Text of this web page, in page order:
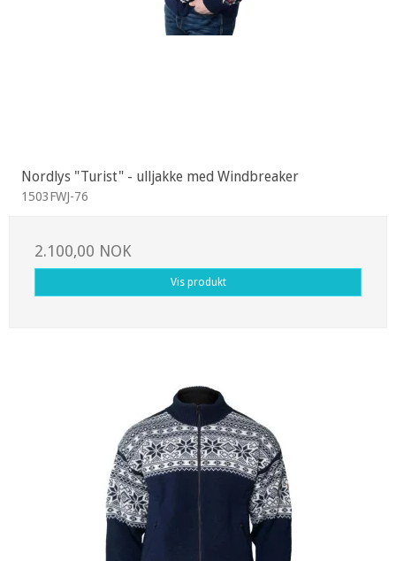
Nordlys "Turist" - ulljakke med Windbreaker
1503FWJ-76
2.100,00 NOK
Vis produkt